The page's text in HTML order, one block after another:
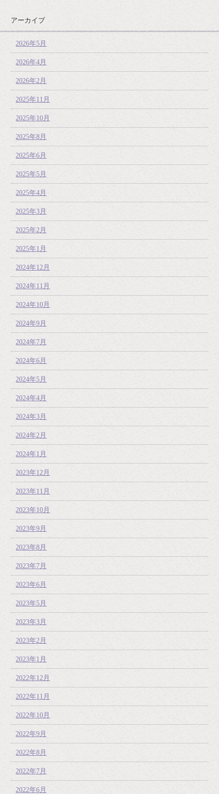
アーカイブ
2026年5月
2026年4月
2026年2月
2025年11月
2025年10月
2025年8月
2025年6月
2025年5月
2025年4月
2025年3月
2025年2月
2025年1月
2024年12月
2024年11月
2024年10月
2024年9月
2024年7月
2024年6月
2024年5月
2024年4月
2024年3月
2024年2月
2024年1月
2023年12月
2023年11月
2023年10月
2023年9月
2023年8月
2023年7月
2023年6月
2023年5月
2023年3月
2023年2月
2023年1月
2022年12月
2022年11月
2022年10月
2022年9月
2022年8月
2022年7月
2022年6月